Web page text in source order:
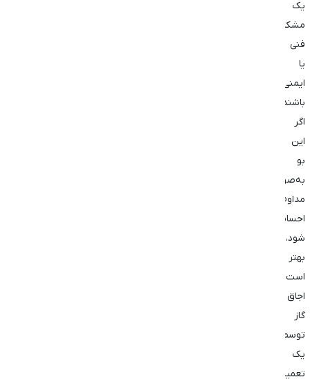
یک
مشکل
فنی
یا
ایمنی
باشند.
اگر
این
بو
به‌صورت
مداوم
احساس
شود،
بهتر
است
اجاق
گاز
توسط
یک
تعمیرکار